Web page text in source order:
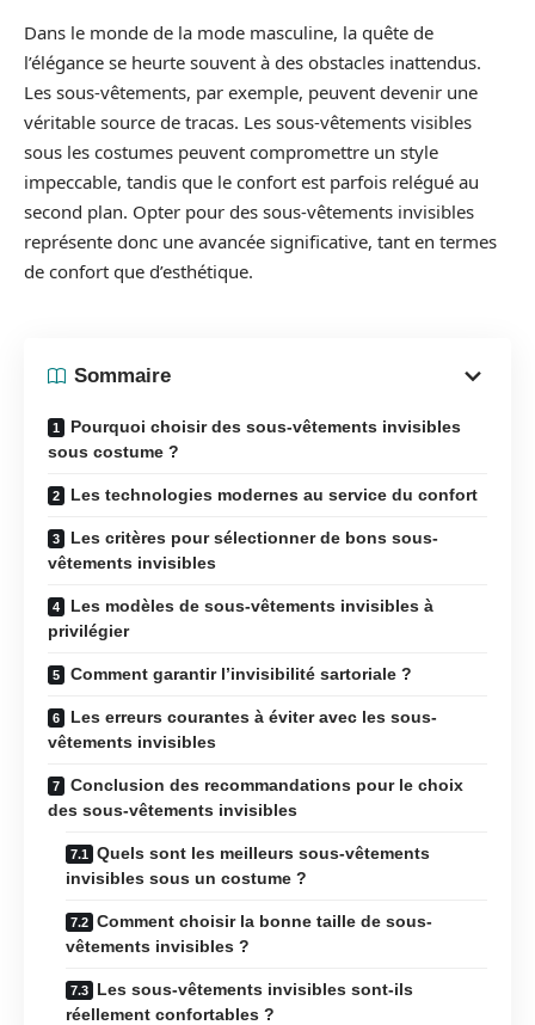
Dans le monde de la mode masculine, la quête de
l’élégance se heurte souvent à des obstacles inattendus.
Les sous-vêtements, par exemple, peuvent devenir une
véritable source de tracas. Les sous-vêtements visibles
sous les costumes peuvent compromettre un style
impeccable, tandis que le confort est parfois relégué au
second plan. Opter pour des sous-vêtements invisibles
représente donc une avancée significative, tant en termes
de confort que d’esthétique.
Sommaire
Pourquoi choisir des sous-vêtements invisibles
sous costume ?
Les technologies modernes au service du confort
Les critères pour sélectionner de bons sous-
vêtements invisibles
Les modèles de sous-vêtements invisibles à
privilégier
Comment garantir l’invisibilité sartoriale ?
Les erreurs courantes à éviter avec les sous-
vêtements invisibles
Conclusion des recommandations pour le choix
des sous-vêtements invisibles
Quels sont les meilleurs sous-vêtements
invisibles sous un costume ?
Comment choisir la bonne taille de sous-
vêtements invisibles ?
Les sous-vêtements invisibles sont-ils
réellement confortables ?